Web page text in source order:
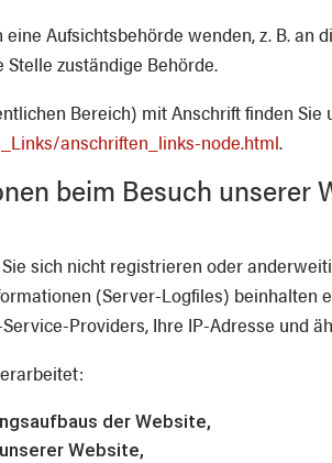
Aufsichtsbehörde wenden, z. B. an
zuständige Behörde.
Bereich) mit Anschrift finden Sie
anschriften_links-node.html.
beim Besuch unserer
sich nicht registrieren oder
(Server-Logfiles) beinhalten
Providers, Ihre IP-Adresse und
der Website,
Website,